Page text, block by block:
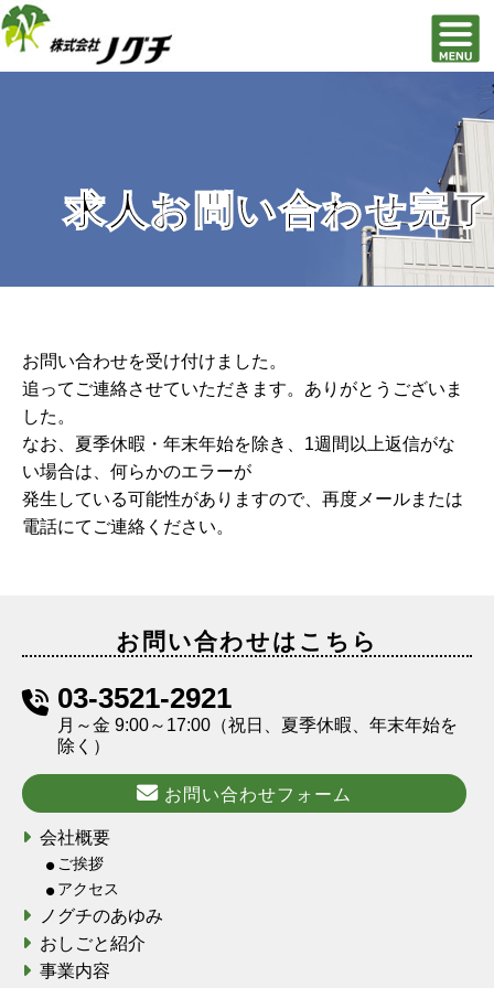
求人お問い合わせ完了
お問い合わせを受け付けました。
追ってご連絡させていただきます。ありがとうございま
した。
なお、夏季休暇・年末年始を除き、1週間以上返信がな
い場合は、何らかのエラーが
発生している可能性がありますので、再度メールまたは
電話にてご連絡ください。
お問い合わせはこちら
03-3521-2921
月～金 9:00～17:00（祝日、夏季休暇、年末年始を
除く）
お問い合わせフォーム
会社概要
ご挨拶
アクセス
ノグチのあゆみ
おしごと紹介
事業内容